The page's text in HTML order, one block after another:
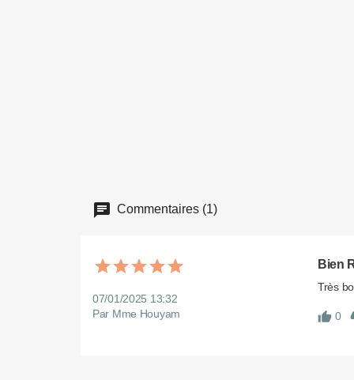
Commentaires (1)
07/01/2025 13:32
Par Mme Houyam
Bien
Très
0